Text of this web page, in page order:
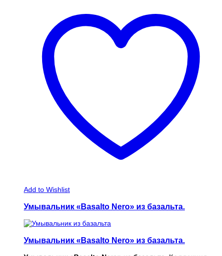
Add to Wishlist
Умывальник «Basalto Nero» из базальта.
Умывальник «Basalto Nero» из базальта.